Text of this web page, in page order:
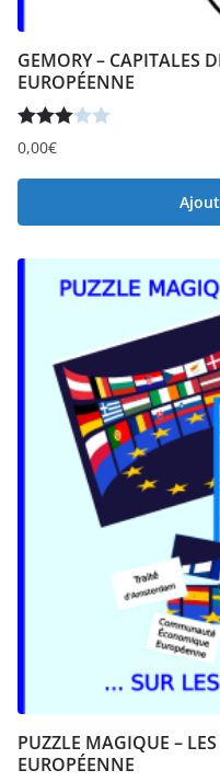
GEMORY – CAPITALES
EUROPÉENNE
Note
0,00€
PUZZLE MAGIQUE –
EUROPÉENNE